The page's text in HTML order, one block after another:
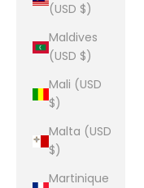
(USD $)
Maldives
(USD $)
Mali (USD
$)
Malta (USD
$)
Martinique